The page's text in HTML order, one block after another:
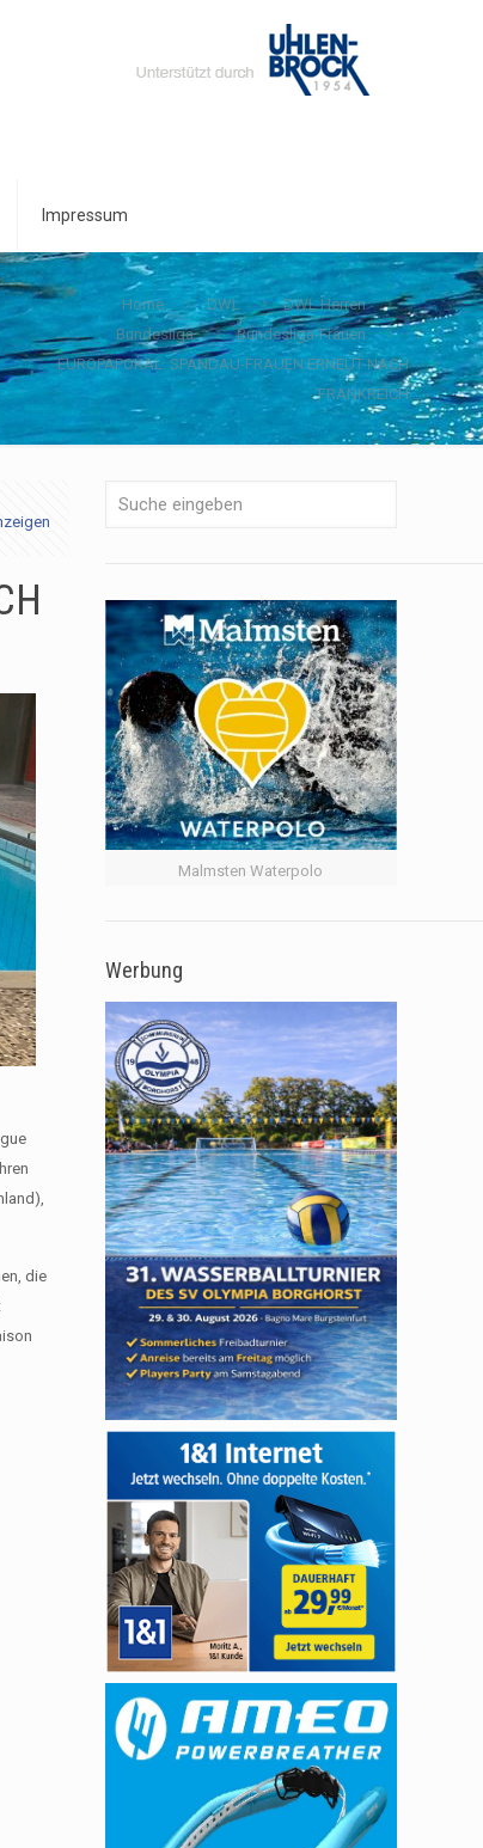
Impressum
Home DWL
DWL Herren
Bundesliga
Bundesliga-Frauen
EUROPAPOKAL: SPANDAU-FRAUEN ERNEUT NACH
FRANKREICH
die
Malmsten Waterpolo
Werbung